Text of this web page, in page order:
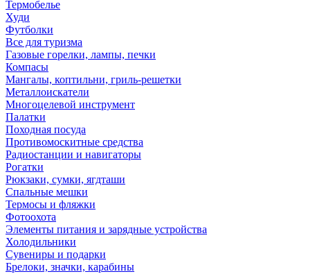
Термобелье
Худи
Футболки
Все для туризма
Газовые горелки, лампы, печки
Компасы
Мангалы, коптильни, гриль-решетки
Металлоискатели
Многоцелевой инструмент
Палатки
Походная посуда
Противомоскитные средства
Радиостанции и навигаторы
Рогатки
Рюкзаки, сумки, ягдташи
Спальные мешки
Термосы и фляжки
Фотоохота
Элементы питания и зарядные устройства
Холодильники
Сувениры и подарки
Брелоки, значки, карабины